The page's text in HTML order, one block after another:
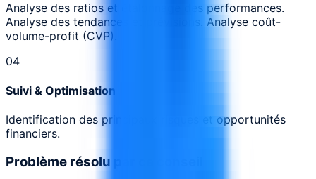
Analyse des ratios et étalonnage des performances.
Analyse des tendances et prévisions. Analyse coût-
volume-profit (CVP).
04
Suivi & Optimisation
Identification des principaux risques et opportunités
financiers.
Problème résolu par ce conseil